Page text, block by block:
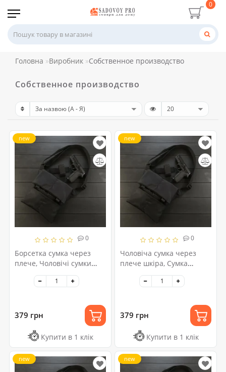
0
Головна Виробник Собственное производство
Собственное производство
0
Борсетка сумка через
плече, Чоловічі сумки
через плече, Месенджер
тканинний, Сумка кобура
new
379 грн
Купити в 1 клік
0
Чоловіча сумка через
плече шкіра, Сумка
кобура наплічна, Сумка
для прихованого носіння
new
379 грн
Купити в 1 клік
new new